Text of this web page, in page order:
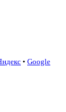
• Google